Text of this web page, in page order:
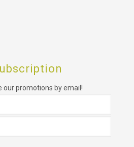
our promotions by email!